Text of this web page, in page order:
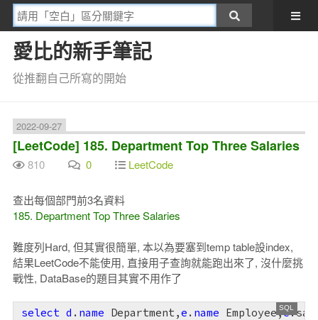
愛比的新手筆記
從推翻自己所寫的開始
2022-09-27
[LeetCode] 185. Department Top Three Salaries
810 0 LeetCode
查出每個部門前3名資料
185. Department Top Three Salaries
難度列Hard, 但其實很簡單, 本以為要塞到temp table設index,
結果LeetCode不能使用, 直接用子查詢就能跑出來了, 沒什麼挑
戰性, DataBase的題目其實不用作了
select d . name Department,e . name Employee,e